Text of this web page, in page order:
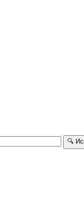
🔍